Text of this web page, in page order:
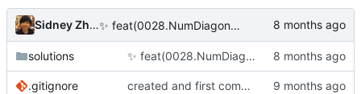
Sidney Zhang✨ feat(0028.NumDiagonals)：添加欧拉项目第28题的解决方案和文档
solutions ✨ feat(0028.NumDiagonals)：添加欧拉项目第28题的解决方案和文档
.gitignore created and first commit(3 solusions)